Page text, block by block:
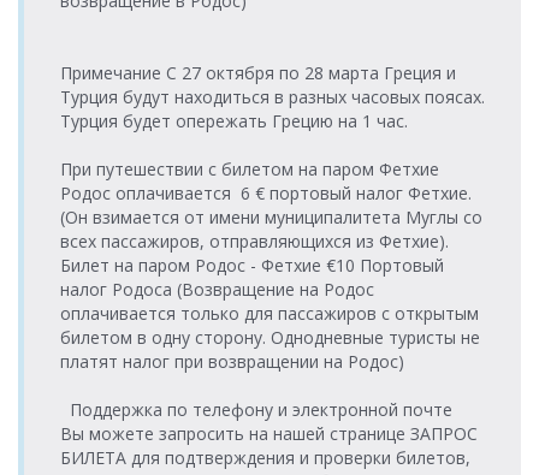
> Порт
пятница
Порт Айвалык
> Порт
Митилини
14.08.2026
пятница
14:30-15:50
Turyol
Araçlı Feribot
> Порт
Митилини
пятница
18:00-19:15
Feribot
Порт Айвалык
> Порт
Митилини
15.08.2026
суббота
08:45-09:30
Turyol
Katamaran
Порт Айвалык
> Порт
Митилини
15.08.2026
суббота
09:00-10:20
Turyol
Araçlı Feribot
Порт Айвалык
Митилини
15.08.2026
14:30-15:50
Araçlı Feribot
Порт Айвалык
15.08.2026
Turyol
Митилини >
вторник
Порт
Митилини >
Порт Айвалык
11.08.2026
вторник
17:45-19:05
Turyol
Araçlı Feribot
Митилини >
Порт Айвалык
12.08.2026 среда
08:40-09:55
Turyol
Feribot
Порт
Митилини >
Порт Айвалык
12.08.2026 среда
11:30-12:50
Turyol
Araçlı Feribot
Порт
Митилини >
Порт Айвалык
12.08.2026 среда
17:45-18:30
Turyol
Katamaran
Митилини >
Порт Айвалык
17:45-19:05
Araçlı Feribot
Порт
13.08.2026
Turyol
Примечание С 27 октября по 28 марта Греция и
Турция будут находиться в разных часовых поясах.
Турция будет опережать Грецию на 1 час.
При путешествии с билетом на паром Фетхие
Родос оплачивается 6 € портовый налог Фетхие.
(Он взимается от имени муниципалитета Муглы со
всех пассажиров, отправляющихся из Фетхие).
Билет на паром Родос - Фетхие €10 Портовый
налог Родоса (Возвращение на Родос
оплачивается только для пассажиров с открытым
билетом в одну сторону. Однодневные туристы не
платят налог при возвращении на Родос)
Поддержка по телефону и электронной почте
Вы можете запросить на нашей странице ЗАПРОС
БИЛЕТА для подтверждения и проверки билетов,